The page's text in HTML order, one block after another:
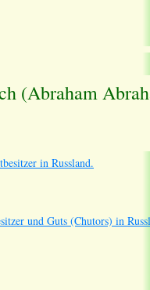
(Abraham
in Russland.
und Guts (Chutors) in